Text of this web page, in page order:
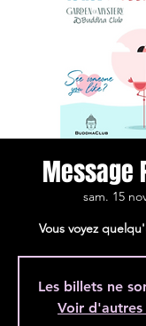
Message
sam. 15
Vous voyez
Les billets ne
Voir d'autres